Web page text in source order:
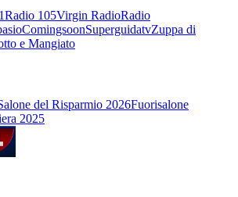
Radio 105Virgin RadioRadio
ComingsoonSuperguidatvZuppa di
e Mangiato
del Risparmio 2026Fuorisalone
2025